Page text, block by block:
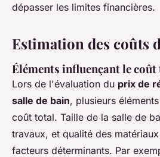
dépasser les limites financières.
Estimation des coûts
Éléments influençant le
Lors de l'évaluation du prix de
salle de bain, plusieurs
coût total. Taille de la salle de
travaux, et qualité des
facteurs déterminants. Par